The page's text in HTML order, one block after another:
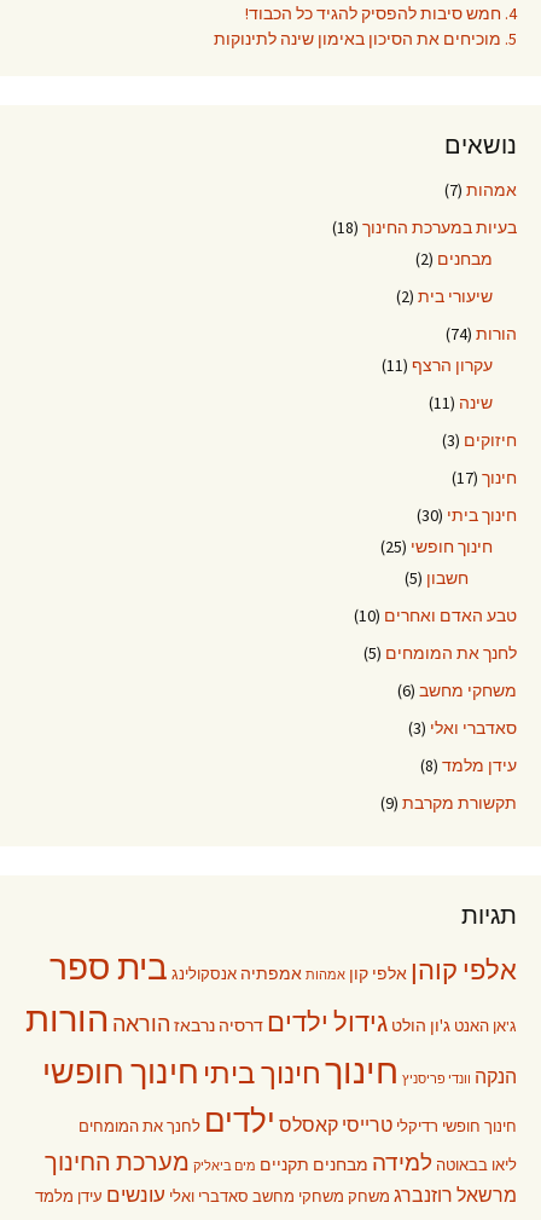
4. חמש סיבות להפסיק להגיד כל הכבוד!
5. מוכיחים את הסיכון באימון שינה לתינוקות
נושאים
אמהות (7)
בעיות במערכת החינוך (18)
מבחנים (2)
שיעורי בית (2)
הורות (74)
עקרון הרצף (11)
שינה (11)
חיזוקים (3)
חינוך (17)
חינוך ביתי (30)
חינוך חופשי (25)
חשבון (5)
טבע האדם ואחרים (10)
לחנך את המומחים (5)
משחקי מחשב (6)
סאדברי ואלי (3)
עידן מלמד (8)
תקשורת מקרבת (9)
תגיות
אלפי קוהן אלפי קון אמהות אמפתיה אנסקולינג בית ספר
ג'אן האנט ג'ון הולט גידול ילדים דרסיה נרבאז הוראה הורות
הנקה וונדי פריסניץ חינוךחינוך ביתי חינוך חופשי
חינוך חופשי רדיקלי טרייסי קאסלס ילדים לחנך את המומחים
ליאו בבאוטה למידה מבחנים תקניים מים ביאליק מערכת החינוך
מרשאל רוזנברג משחק משחקי מחשב סאדברי ואלי עונשים עידן מלמד